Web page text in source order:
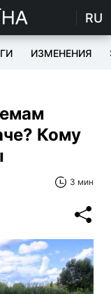
RU
ИЗМЕНЕНИЯ
Кому
3 мин